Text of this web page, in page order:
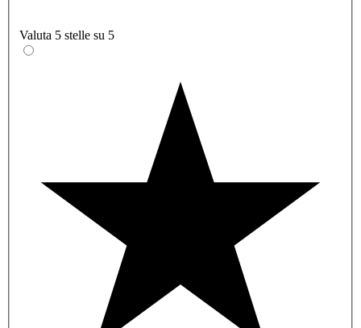
Valuta 5 stelle su 5